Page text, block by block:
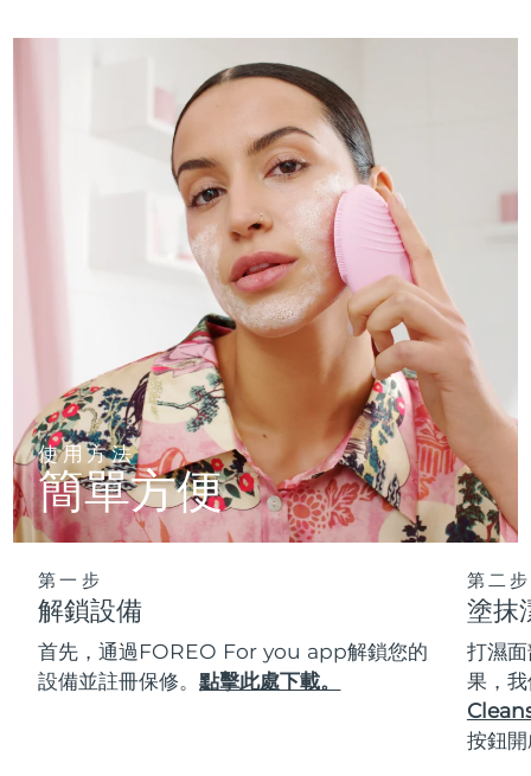
使用方法
簡單方便
第一步
解鎖設備
首先，通過FOREO For you app解鎖您的
設備並註冊保修。點擊此處下載。
第二步
塗抹
打濕
果，
按鈕